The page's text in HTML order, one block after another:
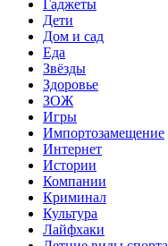
Гаджеты
Дети
Дом и сад
Еда
Звёзды
Здоровье
ЗОЖ
Игры
Импортозамещение
Интернет
Истории
Компании
Криминал
Культура
Лайфхаки